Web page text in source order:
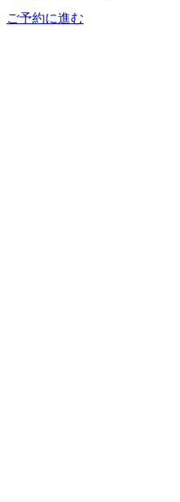
ご予約に進む